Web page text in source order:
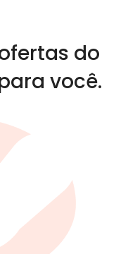
do
você.